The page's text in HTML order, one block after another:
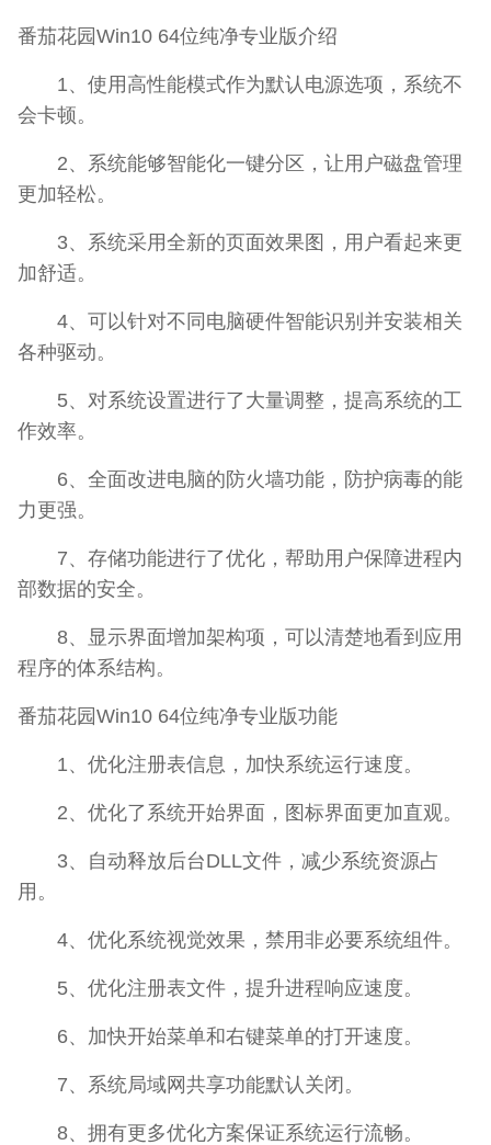
番茄花园Win10 64位纯净专业版介绍
1、使用高性能模式作为默认电源选项，系统不
会卡顿。
2、系统能够智能化一键分区，让用户磁盘管理
更加轻松。
3、系统采用全新的页面效果图，用户看起来更
加舒适。
4、可以针对不同电脑硬件智能识别并安装相关
各种驱动。
5、对系统设置进行了大量调整，提高系统的工
作效率。
6、全面改进电脑的防火墙功能，防护病毒的能
力更强。
7、存储功能进行了优化，帮助用户保障进程内
部数据的安全。
8、显示界面增加架构项，可以清楚地看到应用
程序的体系结构。
番茄花园Win10 64位纯净专业版功能
1、优化注册表信息，加快系统运行速度。
2、优化了系统开始界面，图标界面更加直观。
3、自动释放后台DLL文件，减少系统资源占
用。
4、优化系统视觉效果，禁用非必要系统组件。
5、优化注册表文件，提升进程响应速度。
6、加快开始菜单和右键菜单的打开速度。
7、系统局域网共享功能默认关闭。
8、拥有更多优化方案保证系统运行流畅。